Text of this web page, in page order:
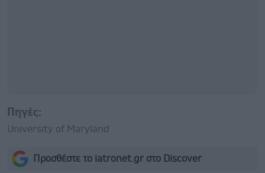
Πηγές:
University of Maryland
Προσθέστε το iatronet.gr στο Discover